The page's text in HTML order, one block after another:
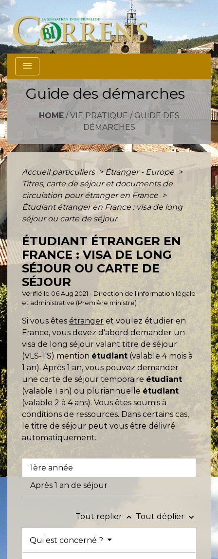
menu
Guide des démarches
HOME/VIE PRATIQUE / GUIDE DES
DÉMARCHES
Accueil particuliers > Étranger - Europe >
Titres, carte de séjour et documents de
circulation pour étranger en France >
Étudiant étranger en France : visa de long
séjour ou carte de séjour
ÉTUDIANT ÉTRANGER EN
FRANCE : VISA DE LONG
SÉJOUR OU CARTE DE
SÉJOUR
Vérifié le 06 Aug 2021 - Direction de l'information légale
et administrative (Première ministre)
Si vous êtes étranger et voulez étudier en
France, vous devez d'abord demander un
visa de long séjour valant titre de séjour
(VLS-TS) mention étudiant(valable 4 mois à
1 an). Après 1 an, vous pouvez demander
une carte de séjour temporaire étudiant
(valable 1 an) ou pluriannuelle étudiant
(valable 2 à 4 ans). Vous êtes soumis à
conditions de ressources. Dans certains cas,
le titre de séjour peut vous être délivré
automatiquement.
1ère année
Après 1 an de séjour
Tout replier keyboard_arrow_up Tout déplier keyboard_arrow_down
Qui est concerné ?